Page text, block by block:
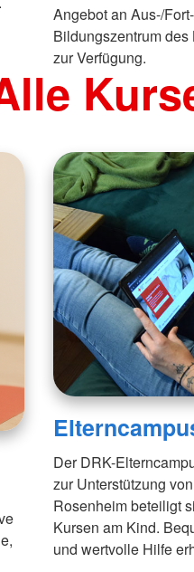
Angebot an Aus-/
Bildungszentrum
zur Verfügung.
Der DRK-
zur Unterstützung
Rosenheim beteiligt
Kursen am Kind.
und wertvolle Hilfe